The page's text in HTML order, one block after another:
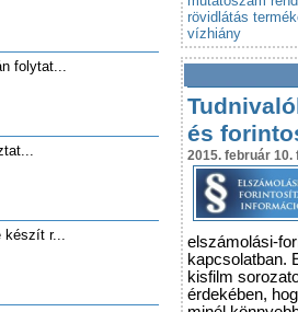
folytat...
készít r...
rövidlátás
vízhiány
és
2015. február
elszámolási-
kapcsolatban.
kisfilm
érdekében,